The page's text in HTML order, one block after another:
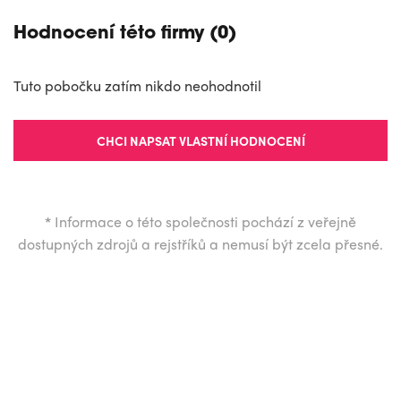
Hodnocení této firmy (0)
Tuto pobočku zatím nikdo neohodnotil
CHCI NAPSAT VLASTNÍ HODNOCENÍ
* Informace o této společnosti pochází z veřejně
dostupných zdrojů a rejstříků a nemusí být zcela přesné.